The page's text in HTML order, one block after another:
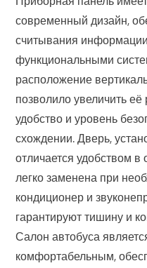
современный дизайн,
считывания
функциональными
расположение
позволило увеличить
удобство и уровень
схождении. Дверь,
отличается удобством
легко заменена при
кондиционер и
гарантируют тишину и
Салон автобуса
комфортабельным,